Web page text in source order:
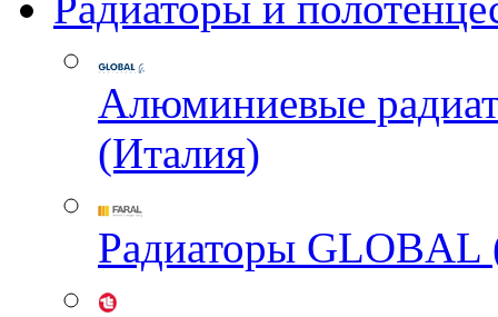
Алюминиевые
(Италия)
Радиаторы GLOBAL